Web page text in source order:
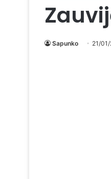
Sapunko 21/